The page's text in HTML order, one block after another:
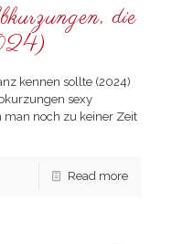
die
kennen sollte (2024)
sexy
man noch zu keiner Zeit
Read more